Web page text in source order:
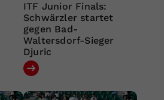
ITF Junior Finals:
Schwärzler startet
gegen Bad-
Waltersdorf-Sieger
Djuric